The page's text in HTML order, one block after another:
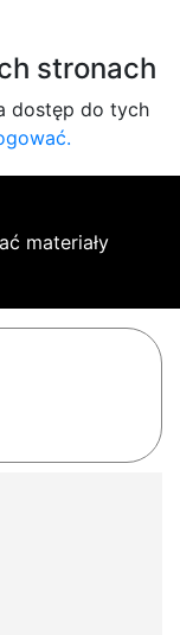
stronach
dostęp do tych
materiały